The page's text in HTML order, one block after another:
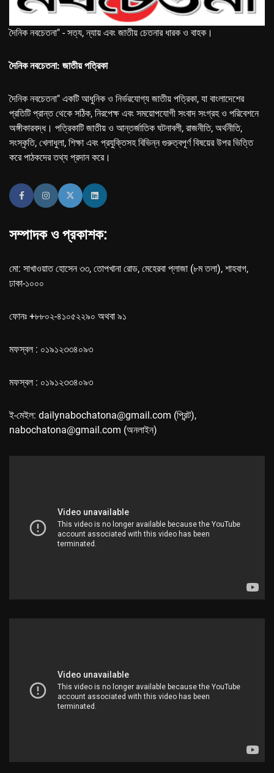
দৈনিক নবচেতনা" - সত্য, ন্যায় এবং জাতীয় চেতনার ধারক ও বাহক।
দৈনিক নবচেতনা: জাতীয় পত্রিকা
দৈনিক নবচেতনা" একটি আধুনিক ও নির্ভরযোগ্য জাতীয় পত্রিকা, যা বাংলাদেশের
প্রতিটি প্রান্ত থেকে সঠিক, নিরপেক্ষ এবং সময়োপযোগী সংবাদ সংগ্রহ ও পরিবেশনে
অঙ্গীকারবদ্ধ। পত্রিকাটি জাতীয় ও আন্তর্জাতিক ঘটনাবলী, রাজনীতি, অর্থনীতি,
সংস্কৃতি, খেলাধুলা, শিক্ষা এবং প্রযুক্তিসহ বিভিন্ন গুরুত্বপূর্ণ বিষয়ের উপর ভিত্তি
করে পাঠকদের তথ্য প্রদান করে।
সম্পাদক ও প্রকাশক:
মো: সাখাওয়াত হোসেন ৩৩, তোপখানা রোড, মেহেরবা প্লাজা (৮ম তলা), শাহবাগ,
ঢাকা-১০০০
ফোনঃ +৮৮০২-৪১০৫২২৯০ অথবা ৯১
মফস্বল : ০১৯১২৩৩৪০৯৩
মফস্বল : ০১৯১২৩৩৪০৯৩
ই-মেইল: dailynabochatona@gmail.com (প্রিন্ট),
nabochatona@gmail.com (অনলাইন)